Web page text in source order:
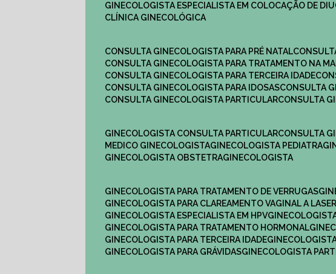
GINECOLOGISTA ESPECIALISTA EM COLOCAÇÃO DE DIU
CLÍNICA GINECOLÓGICA
CONSULTA GINECOLOGISTA PARA PRÉ NATAL
CONSULTA GINECOLOGISTA PARA TRATAMENTO NA
CONSULTA GINECOLOGISTA PARA TERCEIRA IDADE
CONSULTA GINECOLOGISTA PARA IDOSAS
CONSULTA
CONSULTA GINECOLOGISTA PARTICULAR
CONSULTA
GINECOLOGISTA CONSULTA PARTICULAR​
CONSULTA
MEDICO GINECOLOGISTA​
GINECOLOGISTA PEDIATRA​
GINECOLOGISTA OBSTETRA​
GINECOLOGISTA
GINECOLOGISTA PARA TRATAMENTO DE VERRUGAS
GINECOLOGISTA PARA CLAREAMENTO VAGINAL A LASER
GINECOLOGISTA ESPECIALISTA EM HPV
GINECOLOGISTA PARA TRATAMENTO HORMONAL
GINECOLOGISTA PARA TERCEIRA IDADE
GINECOLOGISTA PARA GRÁVIDAS
GINECOLOGISTA